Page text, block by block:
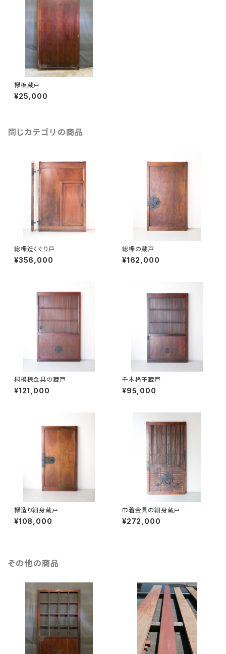
欅板蔵戸
¥25,000
同じカテゴリの商品
総欅造くぐり戸
¥356,000
総欅の蔵戸
¥162,000
桐模様金具の蔵戸
¥121,000
千本格子蔵戸
¥95,000
欅造り細身蔵戸
¥108,000
巾着金具の細身蔵戸
¥272,000
その他の商品